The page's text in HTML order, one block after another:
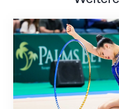
Nächster Halt: